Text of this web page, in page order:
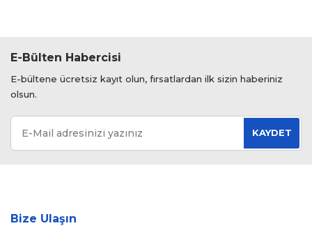
E-Bülten Habercisi
E-bültene ücretsiz kayıt olun, fırsatlardan ilk sizin haberiniz
olsun.
KAYDET
Bize Ulaşın